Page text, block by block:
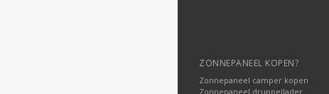
ZONNEPANEEL KOPEN?
Zonnepaneel camper kopen
Zonnepaneel druppellader